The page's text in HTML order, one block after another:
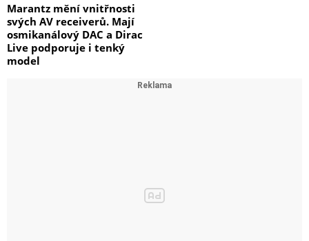
Marantz mění vnitřnosti
svých AV receiverů. Mají
osmikanálový DAC a Dirac
Live podporuje i tenký
model